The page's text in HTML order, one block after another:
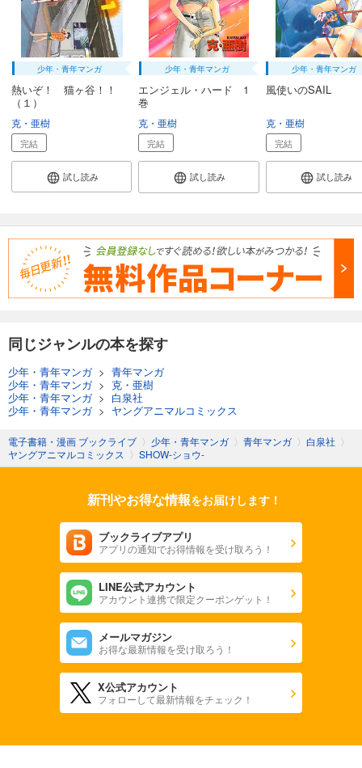
少年・青年マンガ
熱いぞ！ 猫ヶ谷！！
（１）
克・亜樹
完結
試し読み
少年・青年マンガ
エンジェル・ハード 1
巻
克・亜樹
完結
試し読み
少年・青年マンガ
風使いのSAIL
克・亜樹
完結
試し読み
同じジャンルの本を探す
少年・青年マンガ> 青年マンガ
少年・青年マンガ> 克・亜樹
少年・青年マンガ> 白泉社
少年・青年マンガ> ヤングアニマルコミックス
電子書籍・漫画 ブックライブ 〉 少年・青年マンガ 〉 青年マンガ 〉 白泉社 〉
ヤングアニマルコミックス 〉 SHOW-ショウ-
新刊やお得な情報をお届けします！
ブックライブアプリ
アプリの通知でお得情報を受け取ろう！
LINE公式アカウント
アカウント連携で限定クーポンゲット！
メールマガジン
お得な最新情報を受け取ろう！
X公式アカウント
フォローして最新情報をチェック！